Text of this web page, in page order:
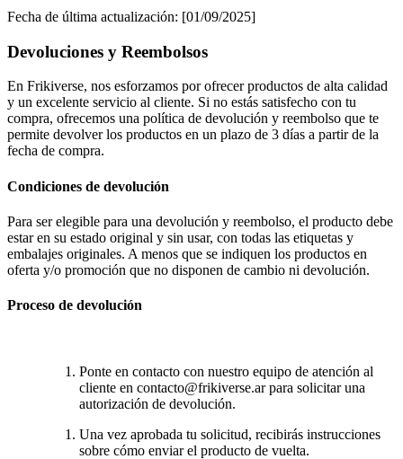
Fecha de última actualización: [01/09/2025]
Devoluciones y Reembolsos
En Frikiverse, nos esforzamos por ofrecer productos de alta calidad
y un excelente servicio al cliente. Si no estás satisfecho con tu
compra, ofrecemos una política de devolución y reembolso que te
permite devolver los productos en un plazo de 3 días a partir de la
fecha de compra.
Condiciones de devolución
Para ser elegible para una devolución y reembolso, el producto debe
estar en su estado original y sin usar, con todas las etiquetas y
embalajes originales. A menos que se indiquen los productos en
oferta y/o promoción que no disponen de cambio ni devolución.
Proceso de devolución
Ponte en contacto con nuestro equipo de atención al
cliente en contacto@frikiverse.ar para solicitar una
autorización de devolución.
Una vez aprobada tu solicitud, recibirás instrucciones
sobre cómo enviar el producto de vuelta.